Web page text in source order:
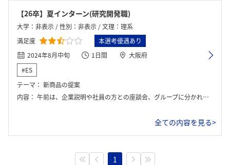
【26卒】夏インターン(研究開発職)
大学：非表示 / 性別：非表示 / 文理：理系
満足度
本選考優遇あり
2024年8月中旬
1日間
大阪府
#ES
テーマ： 新商品の提案
内容： 午前は、企業説明や社員の方との座談会、グループに分かれてくらこん商品を使った調理実習を行い、商品の良さや改善点などについて話し合った。午後はグループごとに新商品提案に向けて話し合い、最後に発表を行った。
全ての内容を見る>
1